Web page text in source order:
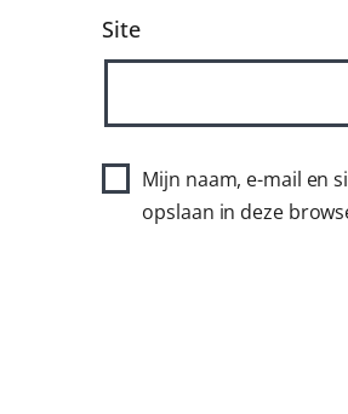
Site
Mijn naam, e-mail en
opslaan in deze